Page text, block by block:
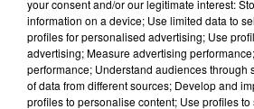
Musique
7 août 2026
RÜFÜS DU SOL
album après sa
your consent and/or our legitimate interest:
information on a device; Use limited data to
profiles for personalised advertising; Use
advertising; Measure advertising
performance; Understand audiences through
of data from different sources; Develop and
profiles to personalise content; Use profiles